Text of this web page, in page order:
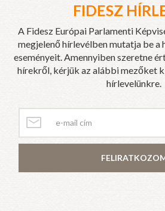
FIDESZ
A Fidesz Európai Parlamenti
megjelenő hírlevélben mutatja be a
eseményeit. Amennyiben szeretne
hírekről, kérjük az alábbi mezőket
hírlevelünkre.